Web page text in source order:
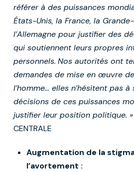
référer à des puissances
États-Unis, la France, la
l’Allemagne pour justifier des
qui soutiennent leurs propres
personnels. Nos autorités ont
demandes de mise en œuvre
l’homme… elles n’hésitent pas
décisions de ces puissances
justifier leur position politique. »
CENTRALE
Augmentation de la
l’avortement :